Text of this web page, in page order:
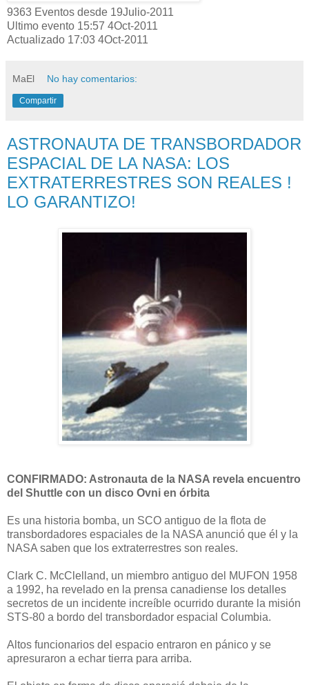
9363 Eventos desde 19Julio-2011
Ultimo evento 15:57 4Oct-2011
Actualizado 17:03 4Oct-2011
MaEl No hay comentarios:
Compartir
ASTRONAUTA DE TRANSBORDADOR
ESPACIAL DE LA NASA: LOS
EXTRATERRESTRES SON REALES !
LO GARANTIZO!
CONFIRMADO: Astronauta de la NASA revela encuentro
del Shuttle con un disco Ovni en órbita
Es una historia bomba, un SCO antiguo de la flota de
transbordadores espaciales de la NASA anunció que él y la
NASA saben que los extraterrestres son reales.
Clark C. McClelland, un miembro antiguo del MUFON 1958
a 1992, ha revelado en la prensa canadiense los detalles
secretos de un incidente increíble ocurrido durante la misión
STS-80 a bordo del transbordador espacial Columbia.
Altos funcionarios del espacio entraron en pánico y se
apresuraron a echar tierra para arriba.